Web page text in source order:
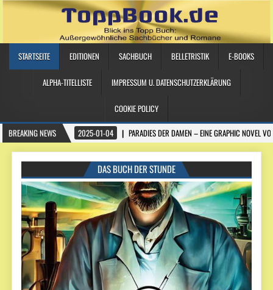
STARTSEITE EDITIONEN SACHBUCH BELLETRISTIK E-BOOKS
ALPHA-TITELLISTE IMPRESSUM U. DATENSCHUTZERKLÄRUNG
COOKIE POLICY
BREAKING NEWS
2025-01-04 PARADIES DER DAMEN – EINE GRAPHIC NOVEL
DAS BUCH DER STUNDE